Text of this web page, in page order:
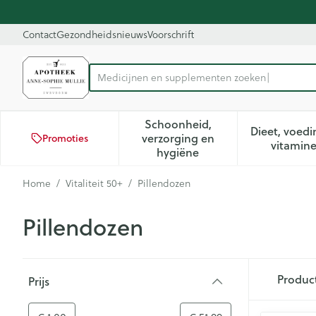
ContactGezondheidsnieuwsVoorschrift
Product, merk, categorie...
Promoties
Schoonheid,
verzorging en
hygiëneToon submenu voor
Dieet,
Home / Vitaliteit 50+ / Pillendozen
Pillendozen
Prijs